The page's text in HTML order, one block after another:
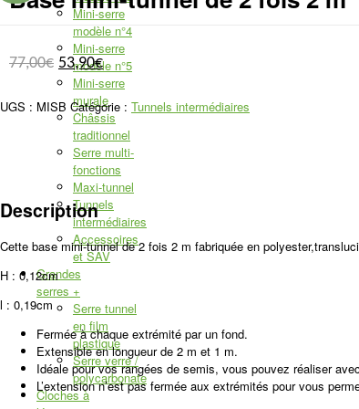
Mini-serre
modèle n°4
Mini-serre
modèle n°5
Mini-serre
murale
Châssis
traditionnel
Serre multi-
fonctions
Maxi-tunnel
Tunnels
intermédiaires
Accessoires
et SAV
Grandes
serres +
Serre tunnel
en film
plastique
Serre verre /
polycarbonate
Cloches à
77,00€ 53,90€
UGS : MISB Catégorie : Tunnels intermédiaires
Description
Cette base mini-tunnel de 2 fois 2 m fabriquée en
H : 0,12cm
l : 0,19cm
Fermée à chaque extrémité par un fond.
Extensible en longueur de 2 m et 1 m.
Idéale pour vos rangées de semis, vous pouvez réaliser
L’extension n’est pas fermée aux extrémités pour vous